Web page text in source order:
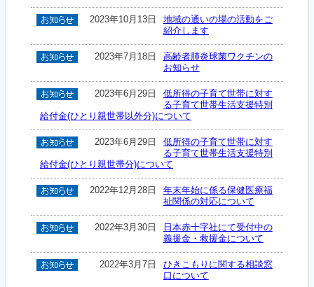
2023年10月13日
地域の通いの場の活動をご
紹介します
2023年7月18日
高齢者肺炎球菌ワクチンの
お知らせ
2023年6月29日
低所得の子育て世帯に対す
る子育て世帯生活支援特別
給付金(ひとり親世帯以外分)について
2023年6月29日
低所得の子育て世帯に対す
る子育て世帯生活支援特別
給付金(ひとり親世帯分)について
2022年12月28日
年末年始に係る保健医療福
祉関係の対応について
2022年3月30日
日本赤十字社にて受付中の
義援金・救援金について
2022年3月7日
ひきこもりに関する相談窓
口について